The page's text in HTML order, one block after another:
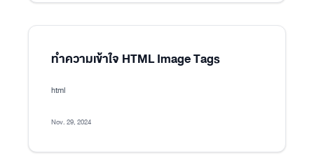
ทำความเข้าใจ HTML Image Tags
html
Nov. 29, 2024